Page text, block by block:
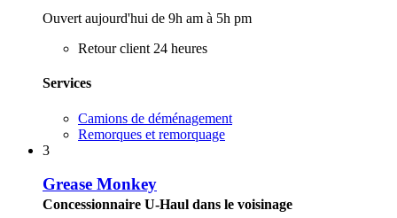
Ouvert aujourd'hui de 9h am à 5h pm
Retour client 24 heures
Services
Camions de déménagement
Remorques et remorquage
3
Grease Monkey
Concessionnaire U-Haul dans le voisinage